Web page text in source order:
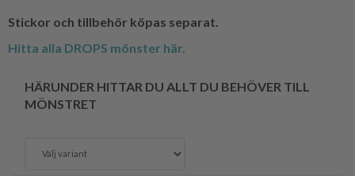
Stickor och tillbehör köpas separat.
Hitta alla DROPS mönster här.
HÄRUNDER HITTAR DU ALLT DU BEHÖVER TILL
MÖNSTRET